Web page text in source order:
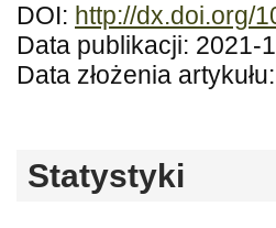
DOI: http://dx.doi.org/
Data publikacji: 2021-
Data złożenia
Statystyki